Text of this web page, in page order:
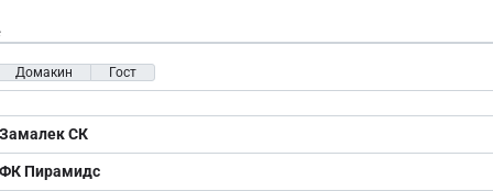
Домакин Гост
Замалек СК
ФК Пирамидс